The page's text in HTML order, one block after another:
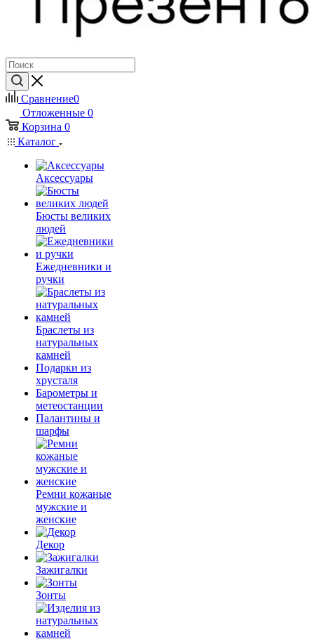
Сравнение0
Отложенные 0
Корзина 0
Каталог
Аксессуары
Бюсты великих
людей
Ежедневники и
ручки
Браслеты из
натуральных
камней
Подарки из
хрусталя
Барометры и
метеостанции
Палантины и
шарфы
Ремни кожаные
мужские и
женские
Декор
Зажигалки
Зонты